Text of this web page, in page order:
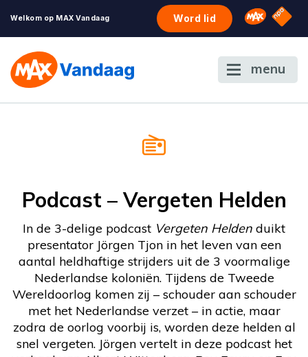
Welkom op MAX Vandaag Word lid Omroep
NPO
menu
Podcast – Vergeten Helden
In de 3-delige podcast Vergeten Helden duikt
presentator Jörgen Tjon in het leven van een
aantal heldhaftige strijders uit de 3 voormalige
Nederlandse koloniën. Tijdens de Tweede
Wereldoorlog komen zij – schouder aan schouder
met het Nederlandse verzet – in actie, maar
zodra de oorlog voorbij is, worden deze helden al
snel vergeten. Jörgen vertelt in deze podcast het